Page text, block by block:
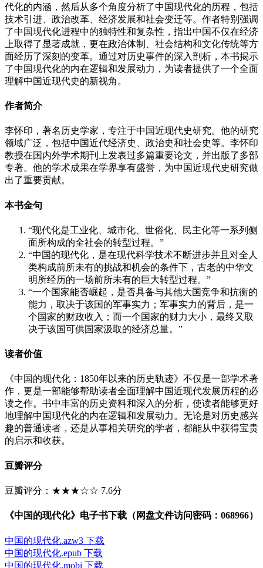
代化的内涵，然后从多个角度分析了中国现代化的历程，包括
技术引进、政治改革、经济发展和社会变迁等。作者特别强调
了中国现代化进程中的独特性和复杂性，指出中国不仅在经济
上取得了显著成就，更在政治体制、社会结构和文化传统等方
面经历了深刻的变革。通过对历史事件的深入剖析，本书揭示
了中国现代化的内在逻辑和发展动力，为读者提供了一个全面
理解中国近现代史的新视角。
作者简介
李怀印，著名历史学家，专注于中国近现代史研究。他的研究
领域广泛，包括中国近代经济史、政治史和社会史等。李怀印
教授在国内外学术期刊上发表过多篇重要论文，并出版了多部
专著。他的学术成果在学界享有盛誉，为中国近现代史研究做
出了重要贡献。
本书金句
“现代化是工业化、城市化、世俗化、民主化等一系列侧
面所构成的全社会的转型过程。”
“中国的现代化，是在现代科学技术不断进步并且对全人
类构成前所未有的挑战和机会的条件下，古老的中华文
明所经历的一场前所未有的巨大转型过程。”
“一个国家能否崛起，是否具备与其他大国竞争和抗衡的
能力，取决于该国的军事实力；军事实力的背后，是一
个国家的财政收入；而一个国家的财力大小，最终又取
决于该国可供国家汲取的经济总量。”
读者价值
《中国的现代化：1850年以来的历史轨迹》不仅是一部学术著
作，更是一部能够帮助读者全面理解中国近现代发展历程的必
读之作。书中丰富的历史资料和深入的分析，使读者能够更好
地理解中国现代化的内在逻辑和发展动力。无论是对历史感兴
趣的普通读者，还是从事相关研究的学者，都能从中获得宝贵
的启示和收获。
豆瓣评分
豆瓣评分：★★★☆☆ 7.6分
《中国的现代化》电子书下载（网盘文件访问密码：068966）
中国的现代化.azw3 下载
中国的现代化.epub 下载
中国的现代化.mobi 下载